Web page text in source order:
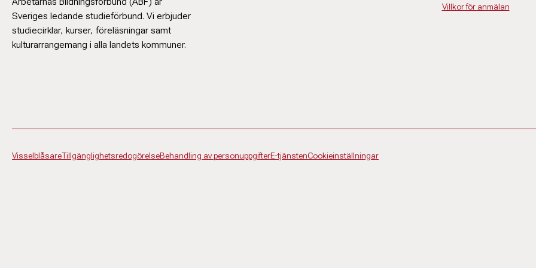
Sveriges ledande studieförbund. Vi erbjuder
studiecirklar, kurser, föreläsningar samt
kulturarrangemang i alla landets kommuner.
Villkor för anmälan
VisselblåsareTillgänglighetsredogörelseBehandling av personuppgifterE-tjänstenCookieinställningar